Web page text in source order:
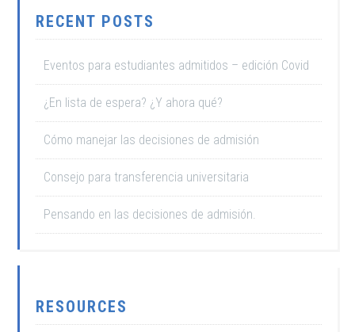
RECENT POSTS
Eventos para estudiantes admitidos – edición Covid
¿En lista de espera? ¿Y ahora qué?
Cómo manejar las decisiones de admisión
Consejo para transferencia universitaria
Pensando en las decisiones de admisión.
RESOURCES